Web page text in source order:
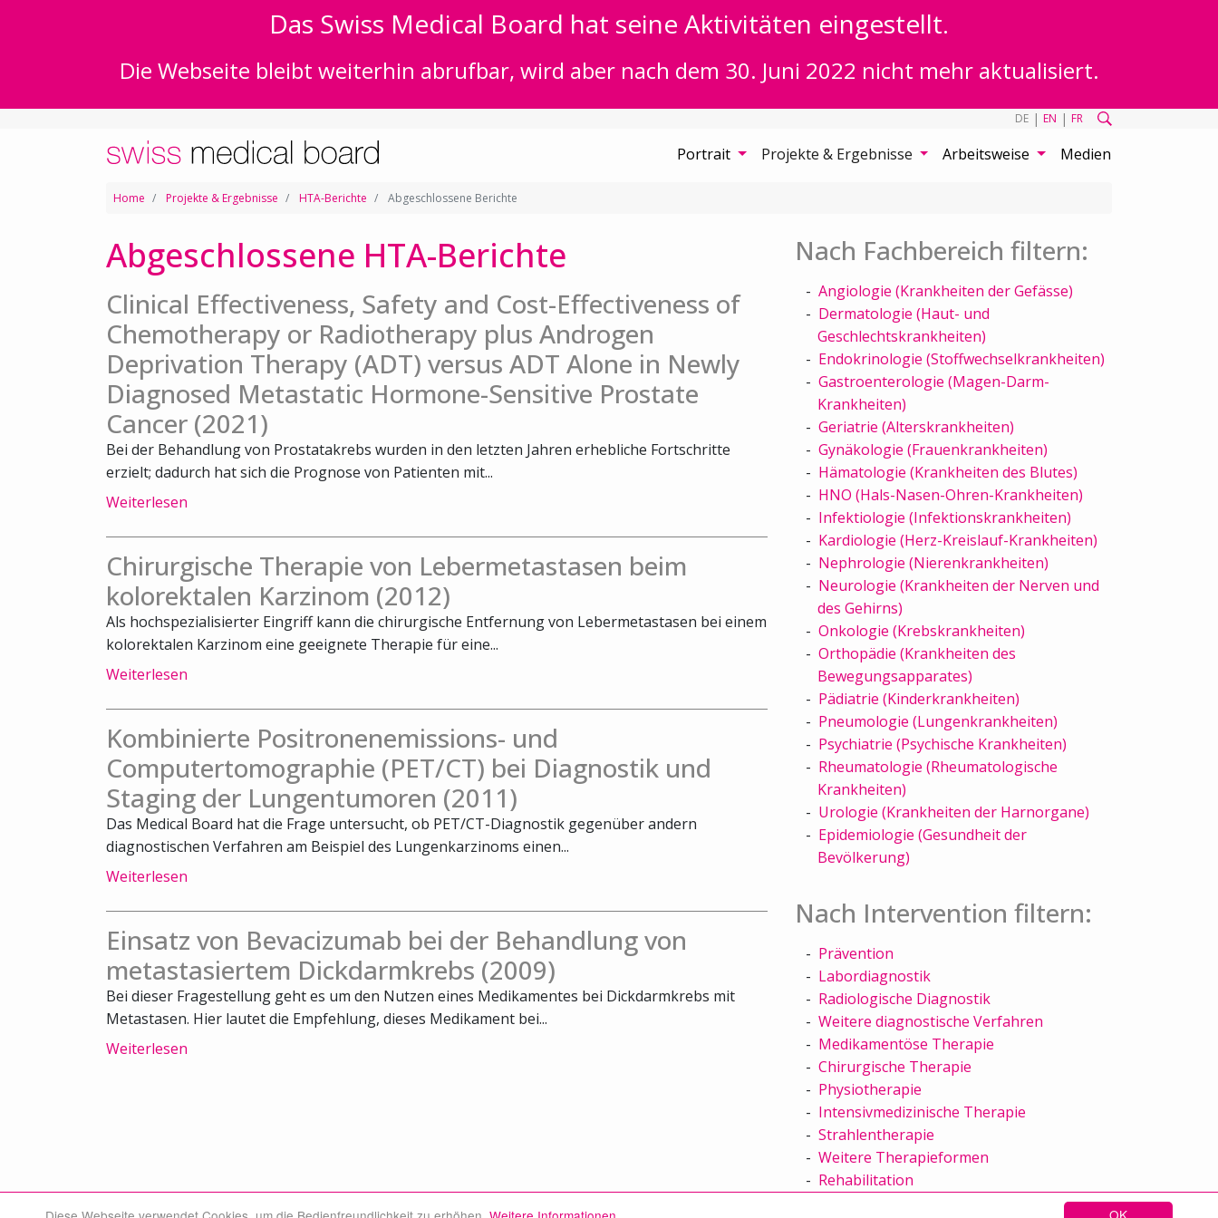
OK
Das Swiss Medical Board hat seine Aktivitäten eingestellt.
Die Webseite bleibt weiterhin abrufbar, wird aber nach dem 30. Juni 2022 nicht mehr aktualisiert.
DE | EN | FR
Portrait Projekte & Ergebnisse Arbeitsweise Medien
Home Projekte & Ergebnisse HTA-Berichte Abgeschlossene Berichte
Abgeschlossene HTA-Berichte
Clinical Effectiveness, Safety and Cost-Effectiveness of
Chemotherapy or Radiotherapy plus Androgen
Deprivation Therapy (ADT) versus ADT Alone in Newly
Diagnosed Metastatic Hormone-Sensitive Prostate
Cancer (2021)
Bei der Behandlung von Prostatakrebs wurden in den letzten Jahren erhebliche Fortschritte
erzielt; dadurch hat sich die Prognose von Patienten mit...
Weiterlesen
Chirurgische Therapie von Lebermetastasen beim
kolorektalen Karzinom (2012)
Als hochspezialisierter Eingriff kann die chirurgische Entfernung von Lebermetastasen bei einem
kolorektalen Karzinom eine geeignete Therapie für eine...
Weiterlesen
Kombinierte Positronenemissions- und
Computertomographie (PET/CT) bei Diagnostik und
Staging der Lungentumoren (2011)
Das Medical Board hat die Frage untersucht, ob PET/CT-Diagnostik gegenüber andern
diagnostischen Verfahren am Beispiel des Lungenkarzinoms einen...
Weiterlesen
Einsatz von Bevacizumab bei der Behandlung von
metastasiertem Dickdarmkrebs (2009)
Bei dieser Fragestellung geht es um den Nutzen eines Medikamentes bei Dickdarmkrebs mit
Metastasen. Hier lautet die Empfehlung, dieses Medikament bei...
Weiterlesen
Nach Fachbereich filtern:
Angiologie (Krankheiten der Gefässe)
Dermatologie (Haut- und
Geschlechtskrankheiten)
Endokrinologie (Stoffwechselkrankheiten)
Gastroenterologie (Magen-Darm-
Krankheiten)
Geriatrie (Alterskrankheiten)
Gynäkologie (Frauenkrankheiten)
Hämatologie (Krankheiten des Blutes)
HNO (Hals-Nasen-Ohren-Krankheiten)
Infektiologie (Infektionskrankheiten)
Kardiologie (Herz-Kreislauf-Krankheiten)
Nephrologie (Nierenkrankheiten)
Neurologie (Krankheiten der Nerven und
des Gehirns)
Onkologie (Krebskrankheiten)
Orthopädie (Krankheiten des
Bewegungsapparates)
Pädiatrie (Kinderkrankheiten)
Pneumologie (Lungenkrankheiten)
Psychiatrie (Psychische Krankheiten)
Rheumatologie (Rheumatologische
Krankheiten)
Urologie (Krankheiten der Harnorgane)
Epidemiologie (Gesundheit der
Bevölkerung)
Nach Intervention filtern:
Prävention
Labordiagnostik
Radiologische Diagnostik
Weitere diagnostische Verfahren
Medikamentöse Therapie
Chirurgische Therapie
Physiotherapie
Intensivmedizinische Therapie
Strahlentherapie
Weitere Therapieformen
Rehabilitation